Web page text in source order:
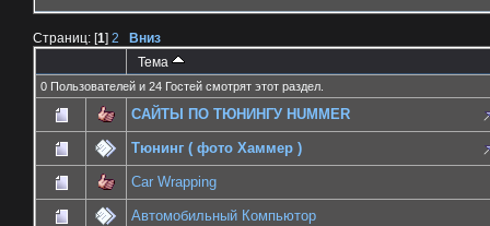
Страниц: [1] 2
Вниз
Тема
0 Пользователей и 24 Гостей смотрят этот раздел.
САЙТЫ ПО ТЮНИНГУ HUMMER
Тюнинг ( фото Хаммер )
Car Wrapping
Автомобильный Компьютор